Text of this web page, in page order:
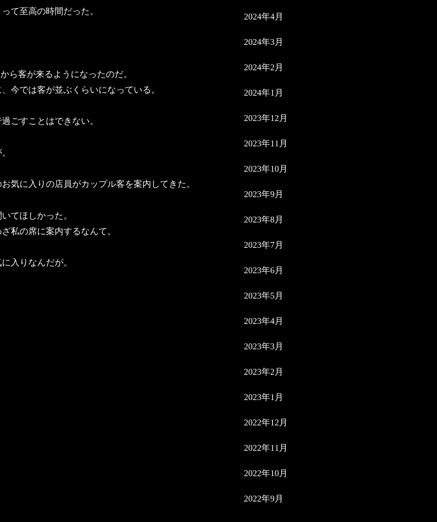
て至高の時間だった。
ら客が来るようになったのだ。
今では客が並ぶくらいになっている。
ごすことはできない。
気に入りの店員がカップル客を案内してきた。
てほしかった。
私の席に案内するなんて。
入りなんだが。
2024年4月
2024年3月
2024年2月
2024年1月
2023年12月
2023年11月
2023年10月
2023年9月
2023年8月
2023年7月
2023年6月
2023年5月
2023年4月
2023年3月
2023年2月
2023年1月
2022年12月
2022年11月
2022年10月
2022年9月